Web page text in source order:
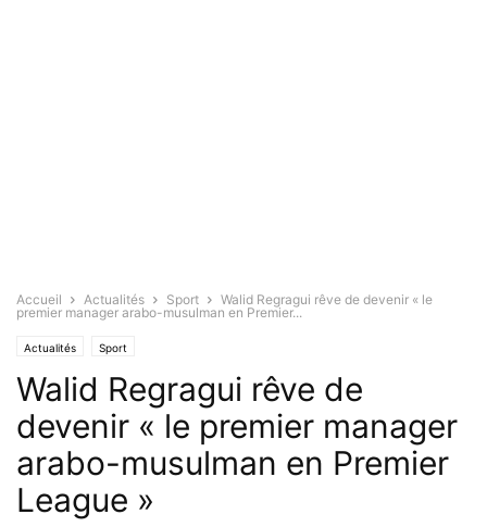
Accueil Actualités Sport
Walid Regragui rêve de devenir « le
premier manager arabo-musulman en Premier...
Actualités Sport
Walid Regragui rêve de
devenir « le premier manager
arabo-musulman en Premier
League »